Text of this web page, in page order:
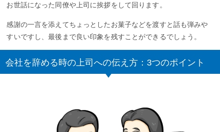
お世話になった同僚や上司に挨拶をして回ります。
感謝の一言を添えてちょっとしたお菓子などを渡すと話も弾みや
すいですし、最後まで良い印象を残すことができるでしょう。
会社を辞める時の上司への伝え方：3つのポイント